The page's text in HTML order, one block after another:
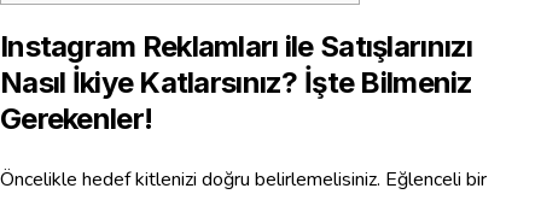
Instagram Reklamları ile Satışlarınızı
Nasıl İkiye Katlarsınız? İşte Bilmeniz
Gerekenler!
Öncelikle hedef kitlenizi doğru belirlemelisiniz. Eğlenceli bir